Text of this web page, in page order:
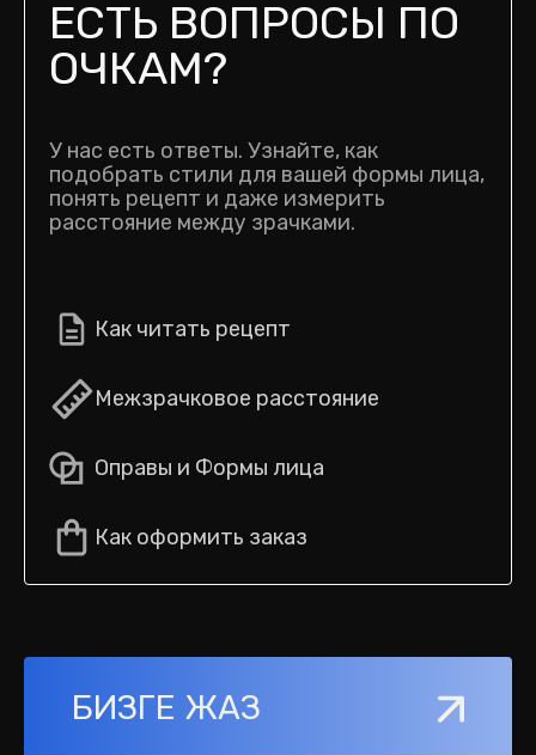
ЕСТЬ ВОПРОСЫ ПО
ОЧКАМ?
У нас есть ответы. Узнайте, как
подобрать стили для вашей формы лица,
понять рецепт и даже измерить
расстояние между зрачками.
Как читать рецепт
Межзрачковое расстояние
Оправы и Формы лица
Как оформить заказ
БИЗГЕ ЖАЗ